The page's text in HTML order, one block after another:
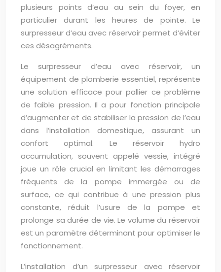
plusieurs points d’eau au sein du foyer, en
particulier durant les heures de pointe. Le
surpresseur d’eau avec réservoir permet d’éviter
ces désagréments.
Le surpresseur d’eau avec réservoir, un
équipement de plomberie essentiel, représente
une solution efficace pour pallier ce problème
de faible pression. Il a pour fonction principale
d’augmenter et de stabiliser la pression de l’eau
dans l’installation domestique, assurant un
confort optimal. Le réservoir hydro
accumulation, souvent appelé vessie, intégré
joue un rôle crucial en limitant les démarrages
fréquents de la pompe immergée ou de
surface, ce qui contribue à une pression plus
constante, réduit l’usure de la pompe et
prolonge sa durée de vie. Le volume du réservoir
est un paramètre déterminant pour optimiser le
fonctionnement.
L’installation d’un surpresseur avec réservoir